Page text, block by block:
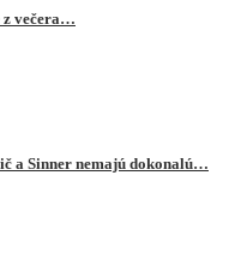
z večera…
a Sinner nemajú dokonalú…